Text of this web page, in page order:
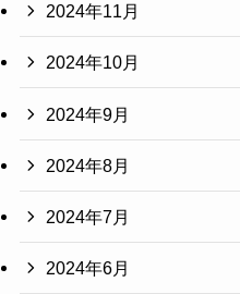
2024年11月
2024年10月
2024年9月
2024年8月
2024年7月
2024年6月